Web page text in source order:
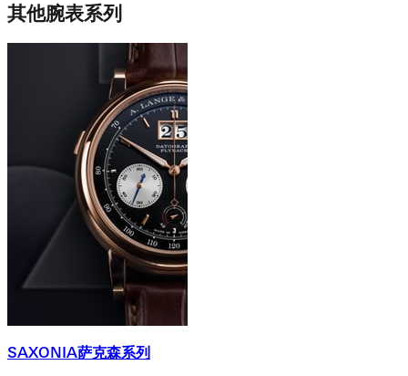
其他腕表系列
SAXONIA萨克森系列